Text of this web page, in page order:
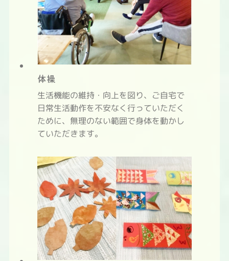
体操
生活機能の維持・向上を図り、ご自宅で
日常生活動作を不安なく行っていただく
ために、無理のない範囲で身体を動かし
ていただきます。